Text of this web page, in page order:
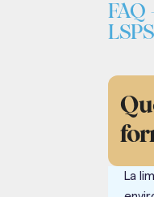
FAQ
LSPS
La